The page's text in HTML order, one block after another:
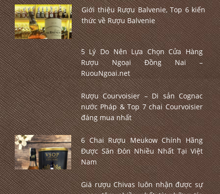
Giới thiệu Rượu Balvenie, Top 6 kiến
thức về Rượu Balvenie
5 Lý Do Nên Lựa Chọn Cửa Hàng
Rượu Ngoại Đồng Nai –
RuouNgoai.net
Rượu Courvoisier – Di sản Cognac
nước Pháp & Top 7 chai Courvoisier
đáng mua nhất
6 Chai Rượu Meukow Chính Hãng
Được Săn Đón Nhiều Nhất Tại Việt
Nam
Giá rượu Chivas luôn nhận được sự